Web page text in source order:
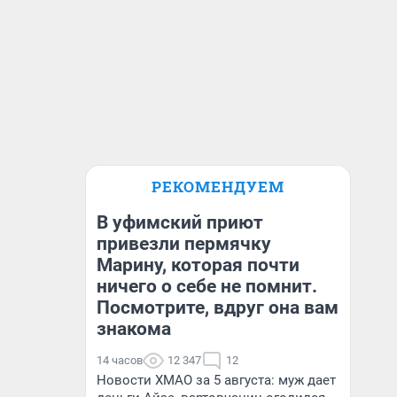
РЕКОМЕНДУЕМ
В уфимский приют
привезли пермячку
Марину, которая почти
ничего о себе не помнит.
Посмотрите, вдруг она вам
знакома
14 часов 12 347 12
Новости ХМАО за 5 августа: муж дает